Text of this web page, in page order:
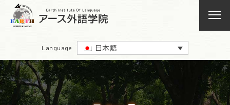
Language 日本語